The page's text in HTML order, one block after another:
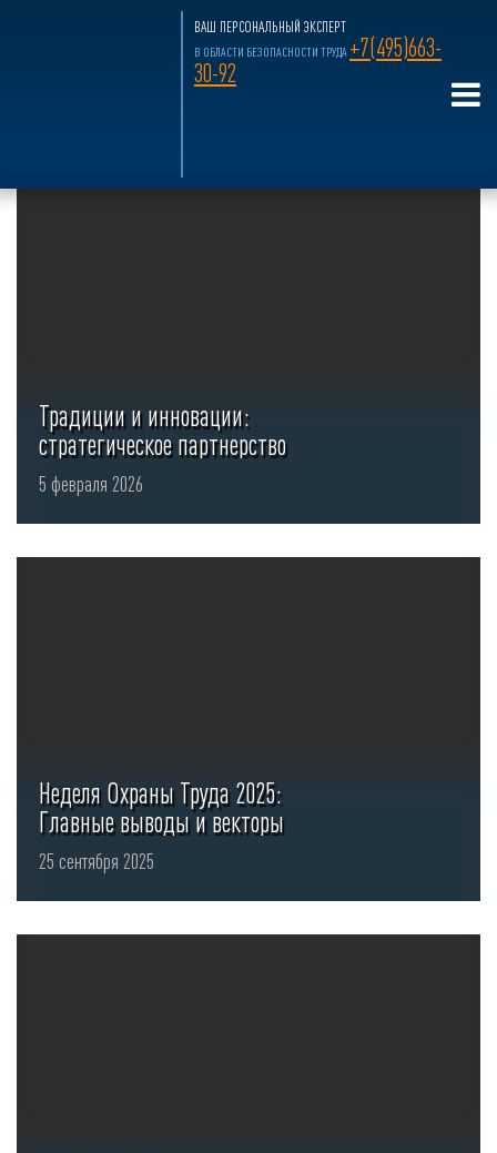
ВАШ ПЕРСОНАЛЬНЫЙ ЭКСПЕРТ
В ОБЛАСТИ БЕЗОПАСНОСТИ ТРУДА +7(495)663-
30-92
Мероприятие
Традиции и инновации:
стратегическое партнерство
АНО ИПТСУ и профсоюза
«Торговое ...
5 февраля 2026
Неделя Охраны Труда 2025:
Главные выводы и векторы
развития отрасли. ...
25 сентября 2025